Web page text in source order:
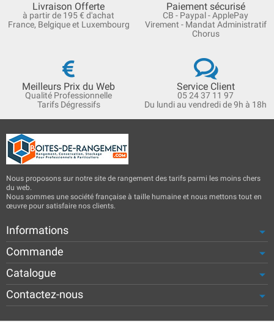
Livraison Offerte
à partir de 195 € d'achat
France, Belgique et Luxembourg
Paiement sécurisé
CB - Paypal - ApplePay
Virement - Mandat Administratif
Chorus
Meilleurs Prix du Web
Qualité Professionnelle
Tarifs Dégressifs
Service Client
05 24 37 11 97
Du lundi au vendredi de 9h à 18h
Nous proposons sur notre site de rangement des tarifs parmi les moins chers
du web.
Nous sommes une société française à taille humaine et nous mettons tout en
œuvre pour satisfaire nos clients.
Informations
Commande
Catalogue
Contactez-nous